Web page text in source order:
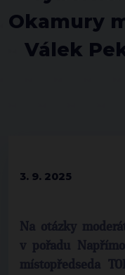
Okamury
Válek
3. 9. 2025
Na otázky
v pořadu
místopředseda